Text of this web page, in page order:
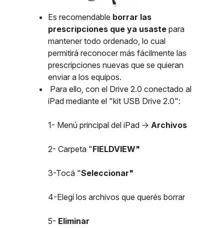
Es recomendable borrar las
prescripciones que ya usaste para
mantener todo ordenado, lo cual
permitirá reconocer más fácilmente las
prescripciones nuevas que se quieran
enviar a los equipos.
Para ello, con el Drive 2.0 conectado al
iPad mediante el "kit USB Drive 2.0":
1- Menú principal del iPad -> Archivos
2- Carpeta "FIELDVIEW"
3-Tocá "Seleccionar"
4-Elegí los archivos que querés borrar
5- Eliminar